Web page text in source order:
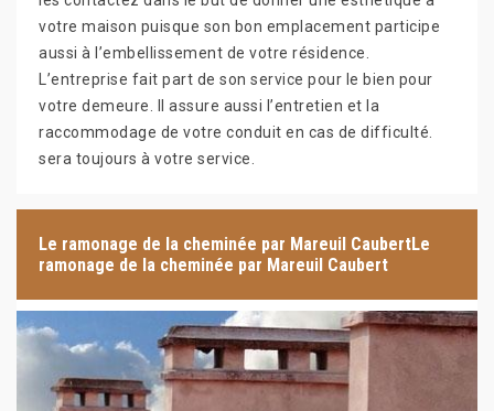
votre maison puisque son bon emplacement participe
aussi à l’embellissement de votre résidence.
L’entreprise fait part de son service pour le bien pour
votre demeure. Il assure aussi l’entretien et la
raccommodage de votre conduit en cas de difficulté.
sera toujours à votre service.
Le ramonage de la cheminée par Mareuil CaubertLe
ramonage de la cheminée par Mareuil Caubert